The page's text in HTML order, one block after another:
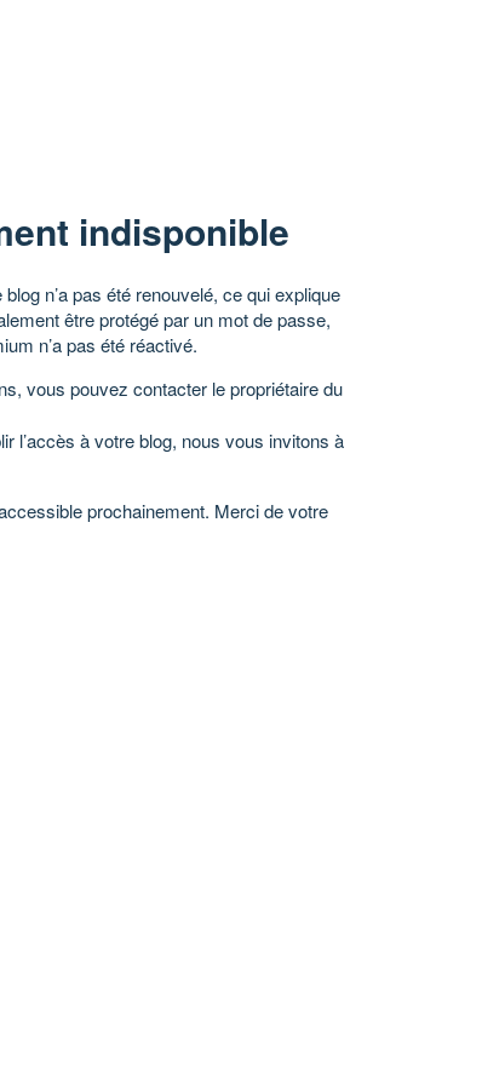
indisponible
n’a pas été renouvelé, ce qui explique
être protégé par un mot de passe,
n’a pas été réactivé.
vous pouvez contacter le propriétaire du
l’accès à votre blog, nous vous invitons à
prochainement. Merci de votre